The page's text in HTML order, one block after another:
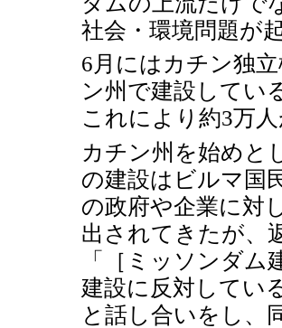
社会・環境問題が
6月にはカチン独
ン州で建設してい
これにより約3万
カチン州を始めと
の建設はビルマ国
の政府や企業に対
出されてきたが、
「［ミッソンダ
建設に反対してい
と話し合いをし、